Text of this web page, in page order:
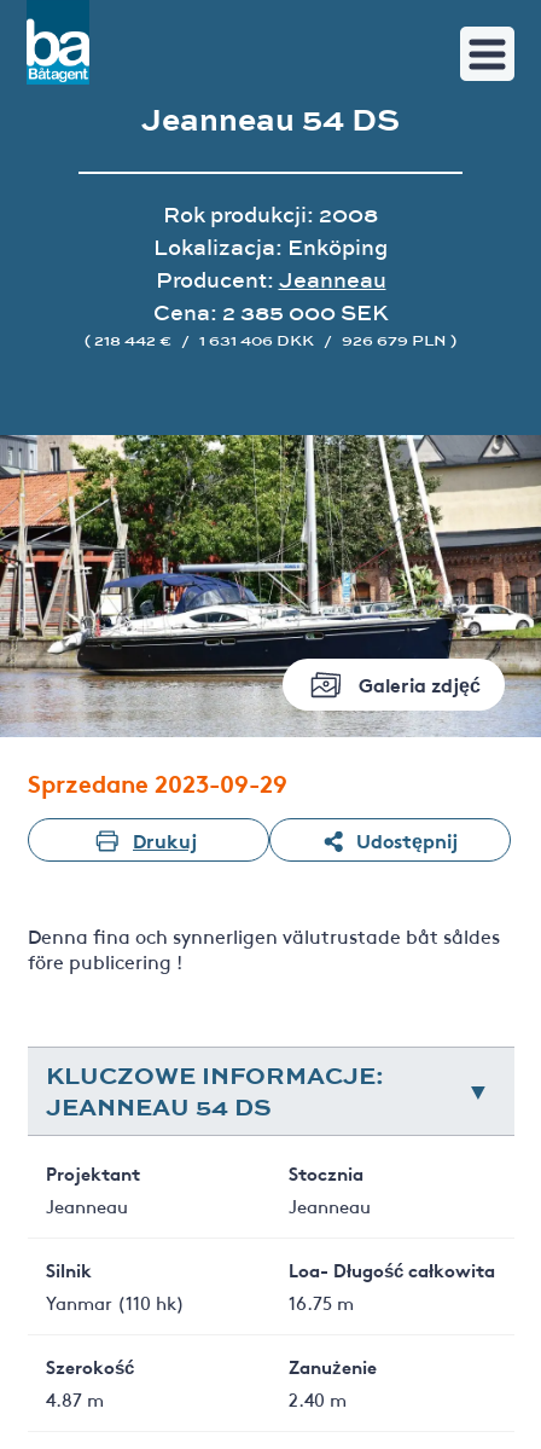
Galeria zdjęć
Jeanneau 54 DS
Rok produkcji: 2008
Lokalizacja: Enköping
Producent: Jeanneau
Cena: 2 385 000 SEK
( 218 442 € / 1 631 406 DKK / 926 679 PLN )
Sprzedane 2023-09-29
Drukuj Udostępnij
Denna fina och synnerligen välutrustade båt såldes
före publicering !
KLUCZOWE INFORMACJE:
JEANNEAU 54 DS
Projektant
Jeanneau
Stocznia
Jeanneau
Silnik
Yanmar (110 hk)
Loa- Długość całkowita
16.75 m
Szerokość
4.87 m
Zanużenie
2.40 m